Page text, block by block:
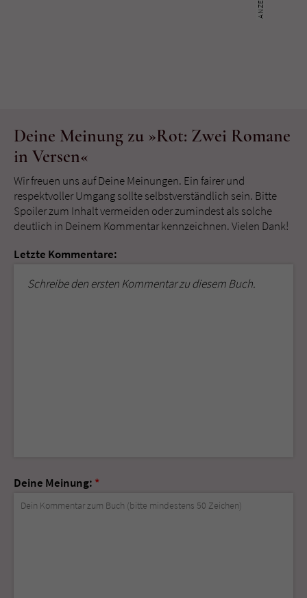
Deine Meinung zu »Rot: Zwei Romane
in Versen«
Wir freuen uns auf Deine Meinungen. Ein fairer und
respektvoller Umgang sollte selbstverständlich sein. Bitte
Spoiler zum Inhalt vermeiden oder zumindest als solche
deutlich in Deinem Kommentar kennzeichnen. Vielen Dank!
Letzte Kommentare:
Schreibe den ersten Kommentar zu diesem Buch.
Deine Meinung: *